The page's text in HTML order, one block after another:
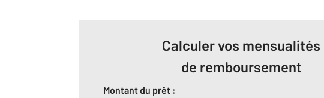
Calculer vos mensualités
de remboursement
Montant du prêt :